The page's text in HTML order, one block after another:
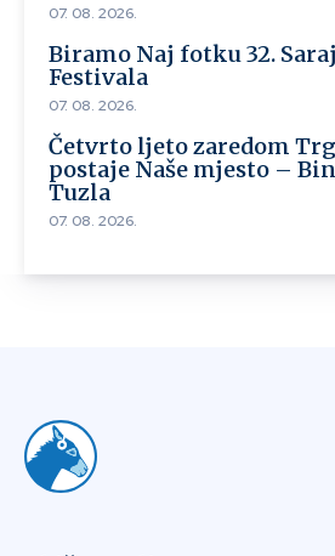
07. 08. 2026.
Biramo Naj fotku 32.
Festivala
07. 08. 2026.
Četvrto ljeto zaredom
postaje Naše mjesto –
Tuzla
07. 08. 2026.